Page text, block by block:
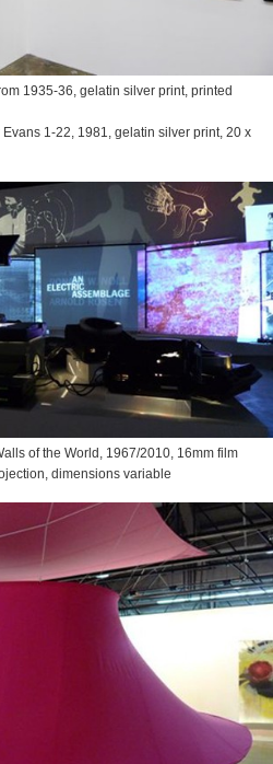
1935-36, gelatin silver print, printed
Evans 1-22, 1981, gelatin silver print, 20 x
of the World , 1967/2010, 16mm film
dimensions variable